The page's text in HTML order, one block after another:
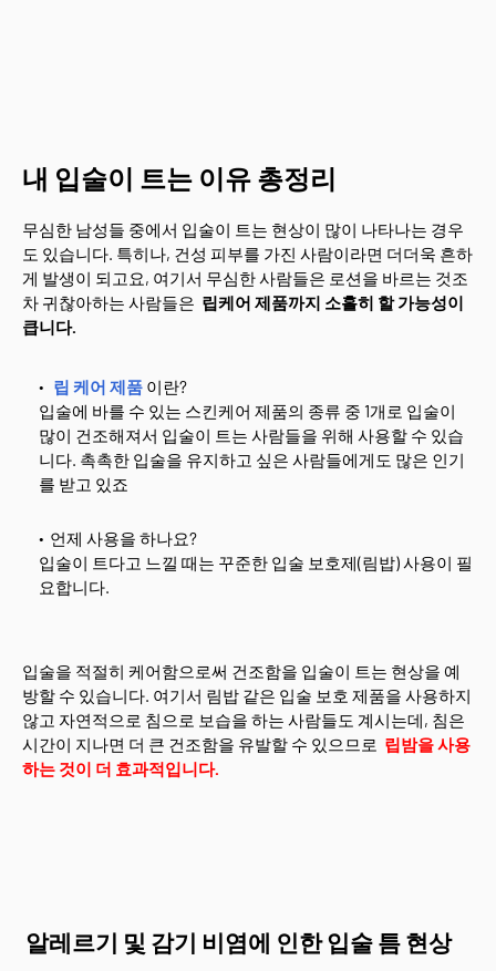
내 입술이 트는 이유 총정리
무심한 남성들 중에서 입술이 트는 현상이 많이 나타나는 경우
도 있습니다. 특히나, 건성 피부를 가진 사람이라면 더더욱 흔하
게 발생이 되고요, 여기서 무심한 사람들은 로션을 바르는 것조
차 귀찮아하는 사람들은 립케어 제품까지 소홀히 할 가능성이
큽니다.
립 케어 제품 이란?
입술에 바를 수 있는 스킨케어 제품의 종류 중 1개로 입술이
많이 건조해져서 입술이 트는 사람들을 위해 사용할 수 있습
니다. 촉촉한 입술을 유지하고 싶은 사람들에게도 많은 인기
를 받고 있죠
언제 사용을 하나요?
입술이 트다고 느낄 때는 꾸준한 입술 보호제(림밥) 사용이 필
요합니다.
입술을 적절히 케어함으로써 건조함을 입술이 트는 현상을 예
방할 수 있습니다. 여기서 림밥 같은 입술 보호 제품을 사용하지
않고 자연적으로 침으로 보습을 하는 사람들도 계시는데, 침은
시간이 지나면 더 큰 건조함을 유발할 수 있으므로 립밤을 사용
하는 것이 더 효과적입니다.
알레르기 및 감기 비염에 인한 입술 틈 현상